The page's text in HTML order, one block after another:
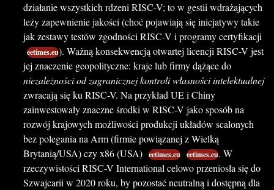
działanie wszystkich rdzeni RISC-V; to w gestii wdrażających
leży zapewnienie jakości (choć pojawiają się inicjatywy takie
jak zestawy testów zgodności RISC-V i programy certyfikacji
eetimes.eu). Ważną konsekwencją otwartej licencji RISC-V jest
jej znaczenie geopolityczne: kraje lub firmy dążące do
niezależności od zagranicznej kontroli własności intelektualnej
zwracają się ku RISC-V. Na przykład UE i Chiny
zainwestowały znaczne środki w RISC-V jako sposób na
rozwój krajowych możliwości produkcji układów scalonych
bez polegania na Arm (firmie powiązanej z Wielką
Brytanią/USA) czy x86 (USA) eetimes.eu eetimes.eu. W
rzeczywistości RISC-V International celowo przeniosła się do
Szwajcarii w 2020 roku, by pozostać neutralną i dostępną dla